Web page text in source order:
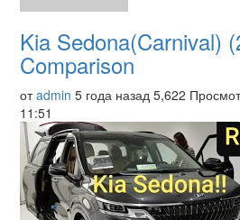
Kia Sedona(Carnival)
Comparison
отadmin 5 года назад 5,622
11:51